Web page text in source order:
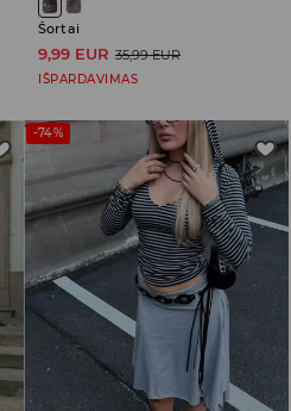
Šortai
9,99 EUR 35,99 EUR
IŠPARDAVIMAS
-74%